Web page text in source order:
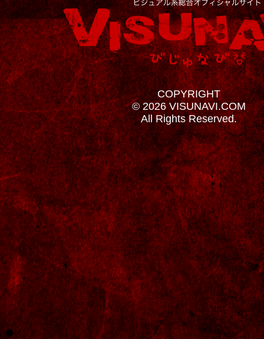
COPYRIGHT
© 2026 VISUNAVI.COM
All Rights Reserved.